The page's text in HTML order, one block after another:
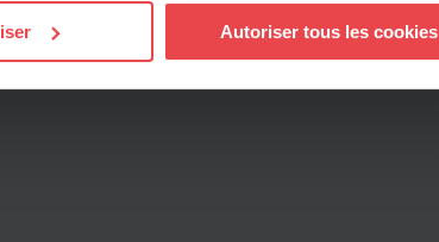
les caractéristiques spécifiques (empreintes
Autoriser tous les cookies